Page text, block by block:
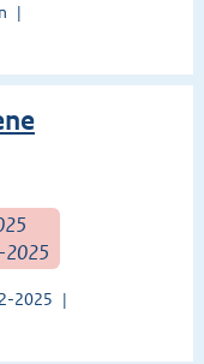
2025
2025